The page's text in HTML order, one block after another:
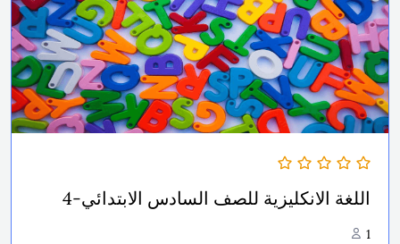
اللغة الانكليزية للصف السادس الابتدائي-4
1